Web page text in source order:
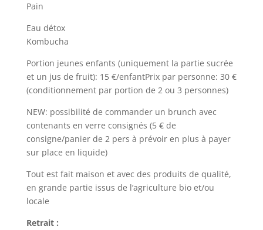
Pain
Eau détox
Kombucha
Portion jeunes enfants (uniquement la partie sucrée
et un jus de fruit): 15 €/enfantPrix par personne: 30 €
(conditionnement par portion de 2 ou 3 personnes)
NEW: possibilité de commander un brunch avec
contenants en verre consignés (5 € de
consigne/panier de 2 pers à prévoir en plus à payer
sur place en liquide)
Tout est fait maison et avec des produits de qualité,
en grande partie issus de l’agriculture bio et/ou
locale
Retrait :